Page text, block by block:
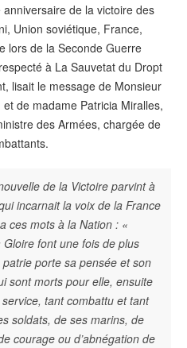
de la victoire des
Union soviétique, France,
lors de la Seconde Guerre
à La Sauvetat du Dropt
lisait le message de Monsieur
de madame Patricia Miralles,
des Armées, chargée de
de la Victoire parvint à
incarnait la voix de la France
ces mots à la Nation : «
font une fois de plus
porte sa pensée et son
sont morts pour elle, ensuite
tant combattu et tant
soldats, de ses marins, de
courage ou d’abnégation de